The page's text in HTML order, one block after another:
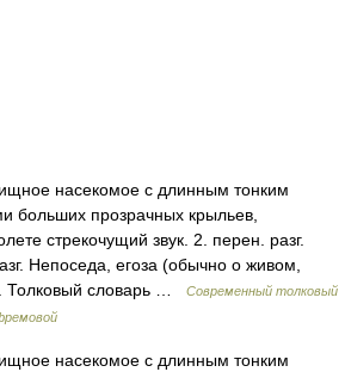
насекомое с длинным тонким
больших прозрачных крыльев,
стрекочущий звук. 2. перен. разг.
Непоседа, егоза (обычно о живом,
Толковый словарь …
Современный толковый
насекомое с длинным тонким